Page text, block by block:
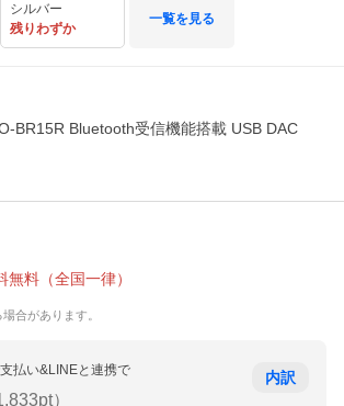
シルバー
残りわずか
一覧を見る
BR15R Bluetooth受信機能搭載 USB DAC
無料 （全国一律）
合があります。
払い&LINEと連携で
pt）
内訳